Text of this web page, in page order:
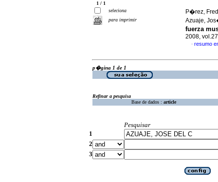
1 / 1
seleciona
para imprimir
P�rez,
Azuaje,
fuerza
2008,
· resumo
p�gina 1 de 1
Refinar a pesquisa
Base de dados : article
Pesquisar
1
2
3